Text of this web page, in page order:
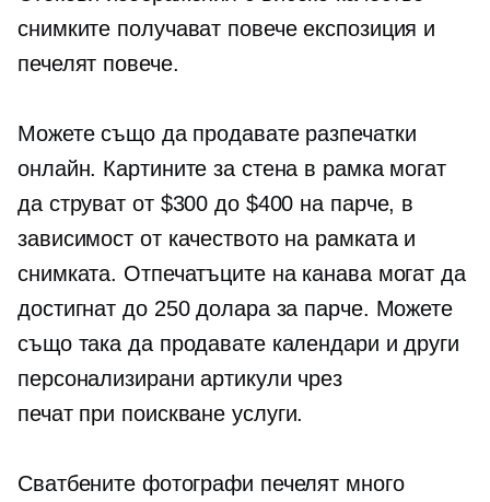
снимките получават повече експозиция и
печелят повече.
Можете също да продавате разпечатки
онлайн. Картините за стена в рамка могат
да струват от $300 до $400 на парче, в
зависимост от качеството на рамката и
снимката. Отпечатъците на канава могат да
достигнат до 250 долара за парче. Можете
също така да продавате календари и други
персонализирани артикули чрез
печат при поискване услуги.
Сватбените фотографи печелят много